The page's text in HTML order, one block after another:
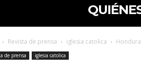
Revista de prensa iglesia catolica
de prensa iglesia catolica